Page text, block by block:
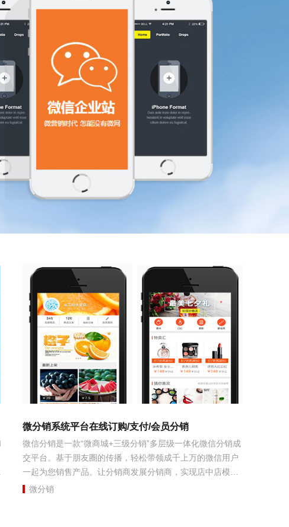
微分销系统平台在线订购/支付/会员分销
微信分销是一款“微商城+三级分销”多层级一体化微信分销成
交平台。基于朋友圈的传播，轻松带领成千上万的微信用户
一起为您销售产品。让分销商发展分销商，实现店中店模
式。三级分佣，无限分销商，分销商裂变发展。...
微分销